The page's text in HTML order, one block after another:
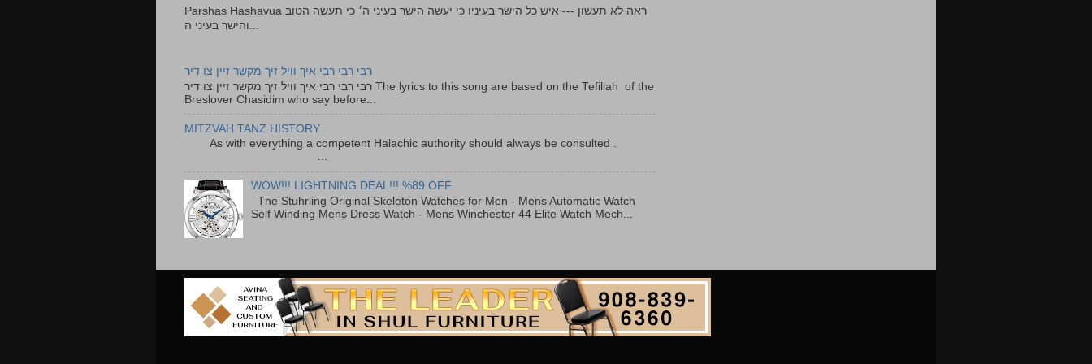
Parshas Hashavua ראה לא תעשון --- איש כל הישר בעיניו כי יעשה הישר בעיני ה׳ כי תעשה הטוב
רבי רבי רבי איך וויל זיך מקשר זיין צו דיר
רבי רבי רבי איך וויל זיך מקשר זיין צו דיר The lyrics to this song are based on the Tefillah of the
Breslover Chasidim who say before...
MITZVAH TANZ HISTORY
As with everything a competent Halachic authority should always be consulted .
...
WOW!!! LIGHTNING DEAL!!! %89 OFF
The Stuhrling Original Skeleton Watches for Men - Mens Automatic Watch
Self Winding Mens Dress Watch - Mens Winchester 44 Elite Watch Mech...